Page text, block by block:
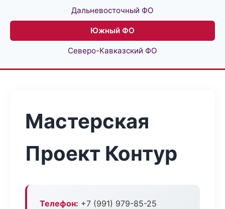
Дальневосточный ФО
Южный ФО
Северо-Кавказский ФО
Мастерская
Проект Контур
Телефон: +7 (991) 979-85-25